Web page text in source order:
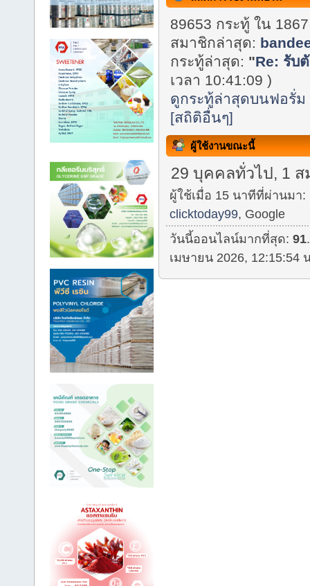
89653 กระทู้ ใน
สมาชิกล่าสุด:
กระทู้ล่าสุด: "Re: รับ
เวลา 10:41:09 )
ดูกระทู้ล่าสุดบนฟอรั่ม
[สถิติอื่นๆ]
ผู้ใช้งานขณะนี้
29 บุคคลทั่วไป, 1 ส
ผู้ใช้เมื่อ 15 นาทีที่ผ่านมา:
clicktoday99, Google
วันนี้ออนไลน์มากที่สุด:91
เมษายน 2026, 12:15:54